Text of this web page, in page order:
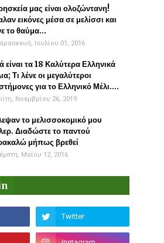
μας είναι ολοζώντανη!
εικόνες μέσα σε μελίσσι και
το θαύμα...
Ιουλίου 01, 2016
είναι τα 18 Καλύτερα Ελληνικά
Τι λένε οι μεγαλύτεροι
για το Ελληνικό Μέλι....
Νοεμβρίου 26, 2019
το μελισσοκομικό μου
Διαδώστε το παντού
μήπως βρεθεί
Μαΐου 12, 2016